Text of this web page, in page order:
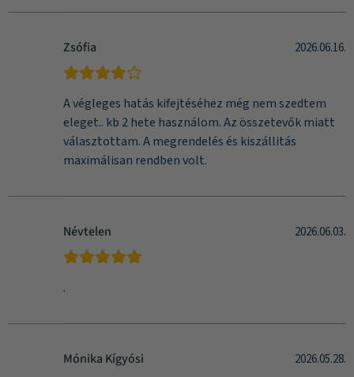
Zsófia 2026.06.16.
A végleges hatás kifejtéséhez még nem szedtem
eleget.. kb 2 hete használom. Az összetevők miatt
választottam. A megrendelés és kiszállitás
maximálisan rendben volt.
Névtelen 2026.06.03.
.
Mónika Kígyósi 2026.05.28.